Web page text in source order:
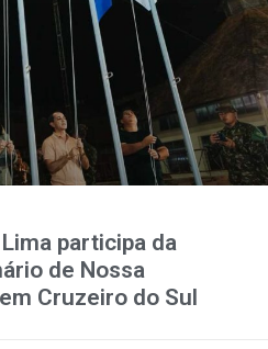
participa da
de Nossa
Cruzeiro do Sul